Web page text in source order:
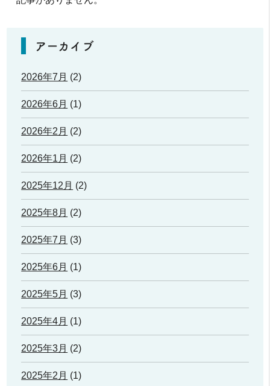
アーカイブ
2026年7月 (2)
2026年6月 (1)
2026年2月 (2)
2026年1月 (2)
2025年12月 (2)
2025年8月 (2)
2025年7月 (3)
2025年6月 (1)
2025年5月 (3)
2025年4月 (1)
2025年3月 (2)
2025年2月 (1)